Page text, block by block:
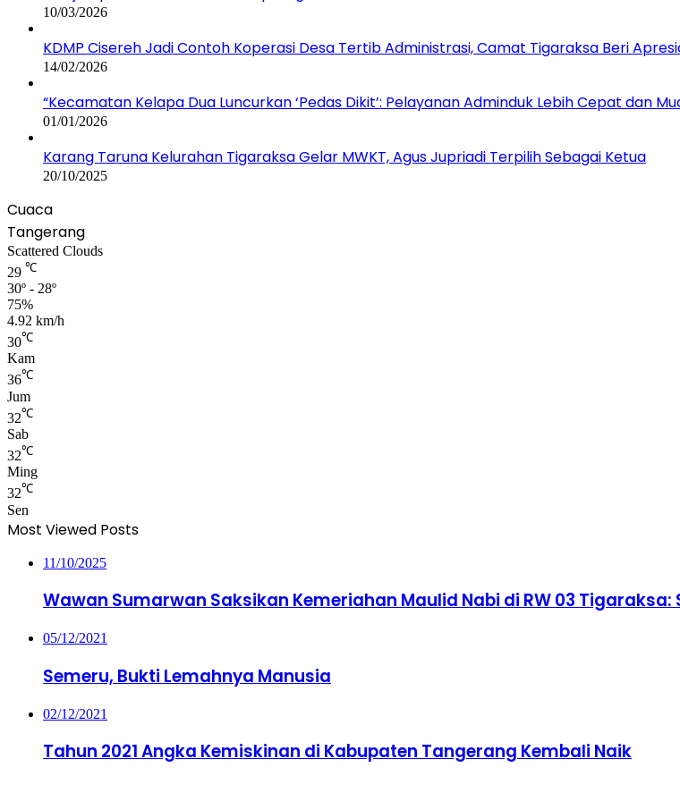
10/03/2026
KDMP Cisereh Jadi Contoh Koperasi Desa Tertib Administrasi, Camat Tigaraksa Beri
14/02/2026
“Kecamatan Kelapa Dua Luncurkan ‘Pedas Dikit’: Pelayanan Adminduk Lebih Cepat dan
01/01/2026
Karang Taruna Kelurahan Tigaraksa Gelar MWKT, Agus Jupriadi Terpilih Sebagai Ketua
20/10/2025
Cuaca
Tangerang
Scattered Clouds
29 ℃
30º - 28º
75%
4.92 km/h
30℃
Kam
36℃
Jum
32℃
Sab
32℃
Ming
32℃
Sen
Most Viewed Posts
11/10/2025
Wawan Sumarwan Saksikan Kemeriahan Maulid Nabi di RW 03
05/12/2021
Semeru, Bukti Lemahnya Manusia
02/12/2021
Tahun 2021 Angka Kemiskinan di Kabupaten Tangerang Kembali Naik